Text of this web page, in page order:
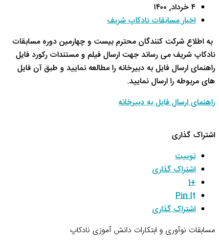
۴ خرداد, ۱۴۰۰
اخبار مسابقات نادکاپ شریف
به اطلاع شرکت کنندگان محترم بیست و چهارمین دوره مسابقات
نادکاپ شریف می رساند جهت ارسال فیلم و مستندات رکورد فایل
راهنمای ارسال فایل به دبیرخانه را مطالعه نمایید و طبق آن فایل
های مربوطه را ارسال نمایید.
راهنمای ارسال فایل به دبیرخانه
اشتراک گذاری
توییت
اشتراک گذاری
+1
Pin It
اشتراک گذاری
مسابقات نوآوری و ابتکارات دانش آموزی نادکاپ